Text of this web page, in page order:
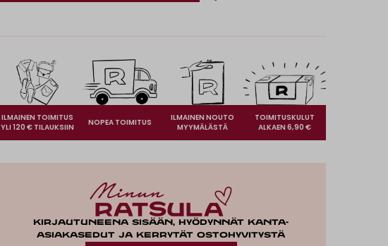
ILMAINEN TOIMITUS
YLI 120 € TILAUKSIIN
NOPEA TOIMITUS
ILMAINEN NOUTO
MYYMÄLÄSTÄ
TOIMITUSKULUT
ALKAEN 6,90 €
Kirjautuneena sisään, hyödynnät kanta-
asiakasedut ja kerrytät ostohyvitystä